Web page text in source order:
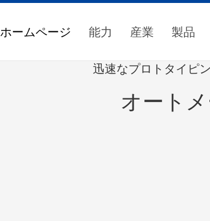
ホームページ 能力 産業 製品
迅速なプロトタイピ
オート